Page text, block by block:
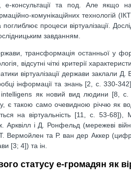
е-консультації та под. Але якщо
комунікаційних технологій
процеси віртуалізації.
завданням.
трансформація останньої у
відсутні чіткі критерії
віртуалізації держави заклали
інформації та знань [2, c. 330-
як новий вид людини [8,
є такою само очевидною річчю як
на віртуальність [11, c. 53-
Арквілл і Д. Ронфельд (мережеві
Т. Вермойлен та Р. ван дер Аккер
[3; 4]) та ін.
статусу е-громадян як